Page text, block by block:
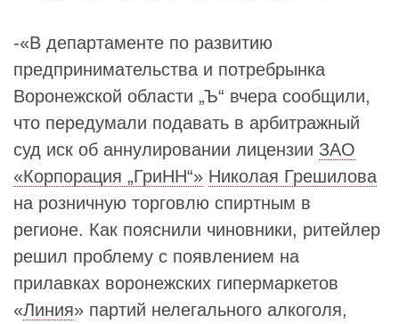
-«В департаменте по развитию
предпринимательства и потребрынка
Воронежской области „Ъ“ вчера сообщили,
что передумали подавать в арбитражный
суд иск об аннулировании лицензии ЗАО
«Корпорация „ГриНН“» Николая Грешилова
на розничную торговлю спиртным в
регионе. Как пояснили чиновники, ритейлер
решил проблему с появлением на
прилавках воронежских гипермаркетов
«Линия» партий нелегального алкоголя,